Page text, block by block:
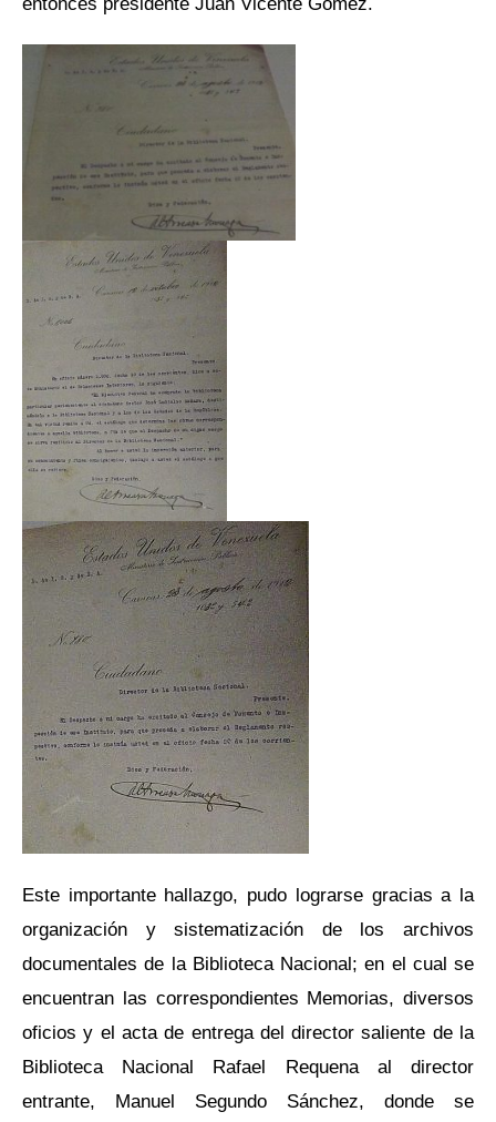
Este importante hallazgo, pudo lograrse gracias a la
organización y sistematización de los archivos
documentales de la Biblioteca Nacional; en el cual se
encuentran las correspondientes Memorias, diversos
oficios y el acta de entrega del director saliente de la
Biblioteca Nacional Rafael Requena al director
entrante, Manuel Segundo Sánchez, donde se